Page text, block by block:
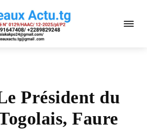
Président du
Faure